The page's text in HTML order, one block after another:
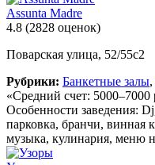
Assunta Madre
4.8 (2828 оценок)
Поварская улица, 52/55с2
Рубрики: Банкетные залы,
«Средний счет:
Особенности заведения:
парковка, бранчи, винная
музыка, кулинария, меню